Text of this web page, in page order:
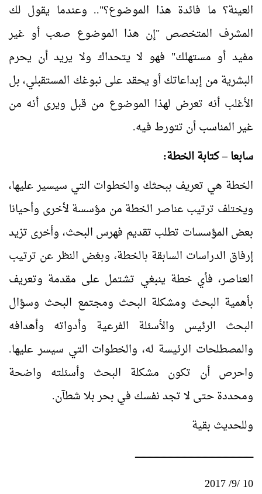
العينة؟ ما فائدة هذا الموضوع؟".. وعندما يقول لك
المشرف المتخصص "إن هذا الموضوع صعب أو غير
مفيد أو مستهلك" فهو لا يتحداك ولا يريد أن يحرم
البشرية من إبداعاتك أو يحقد على نبوغك المستقبلي، بل
الأغلب أنه تعرض لهذا الموضوع من قبل ويرى أنه من
غير المناسب أن تتورط فيه.
سابعا – كتابة الخطة:
الخطة هي تعريف ببحثك والخطوات التي سيسير عليها،
ويختلف ترتيب عناصر الخطة من مؤسسة لأخرى وأحيانا
بعض المؤسسات تطلب تقديم فهرس البحث، وأخرى تزيد
إرفاق الدراسات السابقة بالخطة، وبغض النظر عن ترتيب
العناصر، فأي خطة ينبغي تشتمل على مقدمة وتعريف
بأهمية البحث ومشكلة البحث ومجتمع البحث وسؤال
البحث الرئيس والأسئلة الفرعية وأدواته وأهدافه
والمصطلحات الرئيسة له، والخطوات التي سيسر عليها.
واحرص أن تكون مشكلة البحث وأسئلته واضحة
ومحددة حتى لا تجد نفسك في بحر بلا شطآن.
وللحديث بقية
ـــــــــــــــــــــــــــــــــــــــــــــــــــــــــــــــــــــــــــــــــــــــــــــــــــــ
10 /9/ 2017